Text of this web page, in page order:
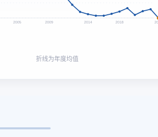
2005 2009 2014 2018
折线为年度均值